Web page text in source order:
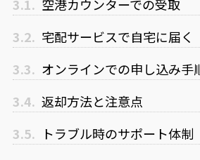
3.1. 空港カウンターでの受取
3.2. 宅配サービスで自宅に届く
3.3. オンラインでの申し込み手
3.4. 返却方法と注意点
3.5. トラブル時のサポート体制